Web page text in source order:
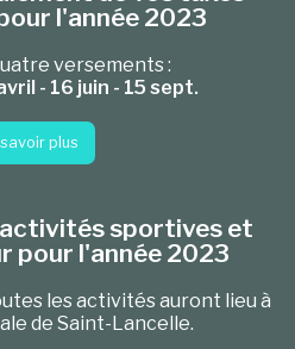
l'année 2023
versements :
- 16 juin - 15 sept.
plus
sportives et
pour l'année 2023
les activités auront lieu à
de Saint-Lancelle.